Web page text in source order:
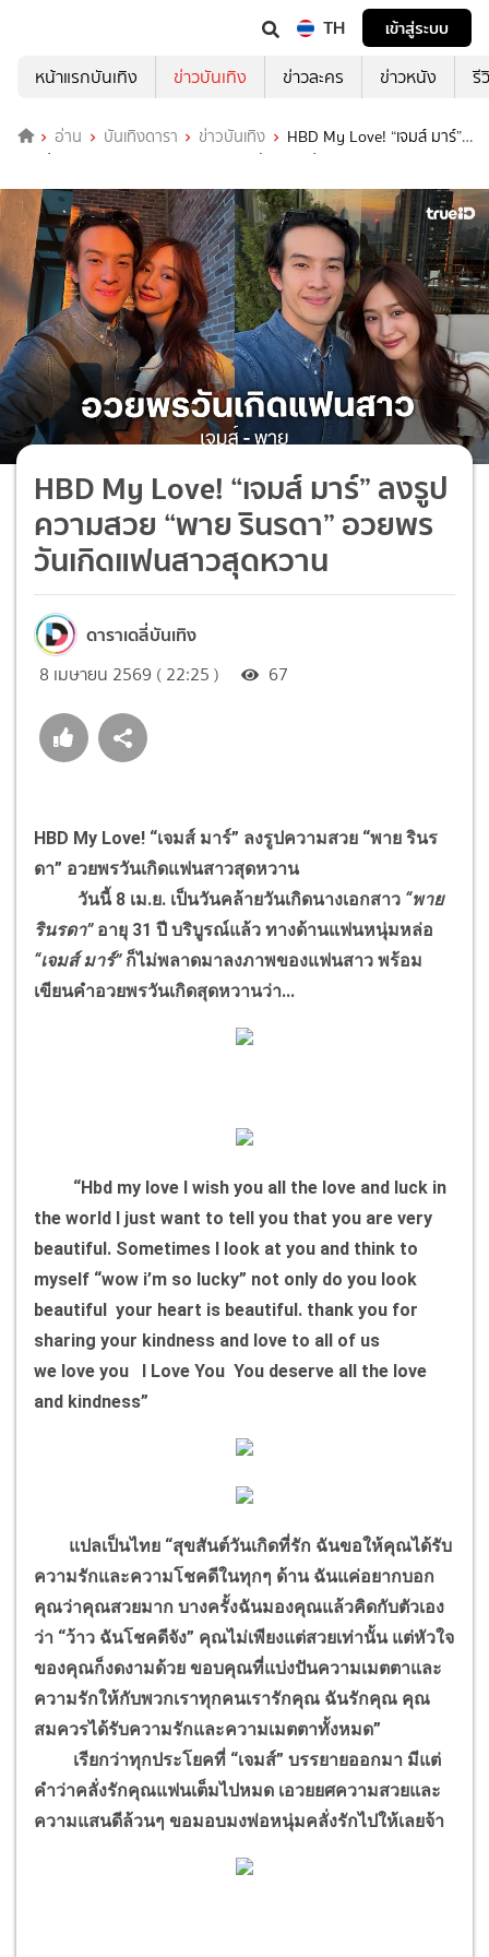
TH
เข้าสู่ระบบ
หน้าแรกบันเทิง
ข่าวบันเทิง ข่าวละคร ข่าวหนัง รี
อ่าน บันเทิงดารา ข่าวบันเทิง
HBD My Love! “เจมส์ มาร์”
ลงรูปความสวย “พาย รินรดา” อวยพรวันเกิดแฟนสาวสุดหวาน
HBD My Love! “เจมส์ มาร์” ลงรูป
ความสวย “พาย รินรดา” อวยพร
วันเกิดแฟนสาวสุดหวาน
ดาราเดลี่บันเทิง
8 เมษายน 2569 ( 22:25 ) 67
HBD My Love! “เจมส์ มาร์” ลงรูปความสวย “พาย รินร
ดา” อวยพรวันเกิดแฟนสาวสุดหวาน
วันนี้ 8 เม.ย. เป็นวันคล้ายวันเกิดนางเอกสาว “พาย
รินรดา”อายุ 31 ปี บริบูรณ์แล้ว ทางด้านแฟนหนุ่มหล่อ
“เจมส์ มาร์”ก็ไม่พลาดมาลงภาพของแฟนสาว พร้อม
เขียนคำอวยพรวันเกิดสุดหวานว่า...
“Hbd my love I wish you all the love and luck in
the world I just want to tell you that you are very
beautiful. Sometimes I look at you and think to
myself “wow i’m so lucky” not only do you look
beautiful your heart is beautiful. thank you for
sharing your kindness and love to all of us
we love you I Love You You deserve all the love
and kindness”
แปลเป็นไทย “สุขสันต์วันเกิดที่รัก ฉันขอให้คุณได้รับ
ความรักและความโชคดีในทุกๆ ด้าน ฉันแค่อยากบอก
คุณว่าคุณสวยมาก บางครั้งฉันมองคุณแล้วคิดกับตัวเอง
ว่า “ว้าว ฉันโชคดีจัง” คุณไม่เพียงแต่สวยเท่านั้น แต่หัวใจ
ของคุณก็งดงามด้วย ขอบคุณที่แบ่งปันความเมตตาและ
ความรักให้กับพวกเราทุกคนเรารักคุณ ฉันรักคุณ คุณ
สมควรได้รับความรักและความเมตตาทั้งหมด”
เรียกว่าทุกประโยคที่ “เจมส์” บรรยายออกมา มีแต่
คำว่าคลั่งรักคุณแฟนเต็มไปหมด เอวยยศความสวยและ
ความแสนดีล้วนๆ ขอมอบมงพ่อหนุ่มคลั่งรักไปให้เลยจ้า